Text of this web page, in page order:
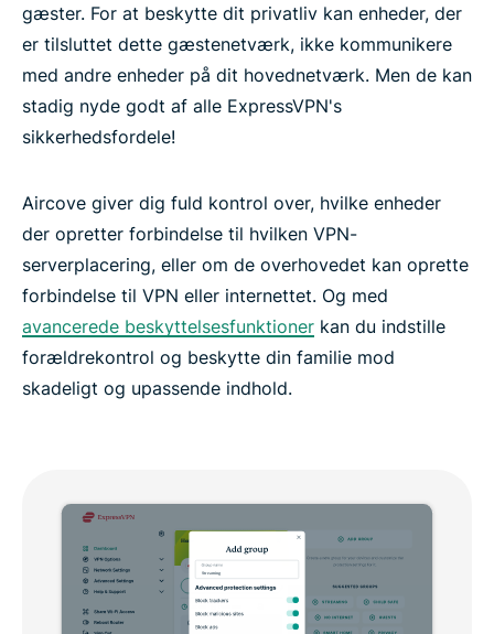
gæster. For at beskytte dit privatliv kan enheder, der
er tilsluttet dette gæstenetværk, ikke kommunikere
med andre enheder på dit hovednetværk. Men de kan
stadig nyde godt af alle ExpressVPN's
sikkerhedsfordele!
Aircove giver dig fuld kontrol over, hvilke enheder
der opretter forbindelse til hvilken VPN-
serverplacering, eller om de overhovedet kan oprette
forbindelse til VPN eller internettet. Og med
avancerede beskyttelsesfunktioner kan du indstille
forældrekontrol og beskytte din familie mod
skadeligt og upassende indhold.